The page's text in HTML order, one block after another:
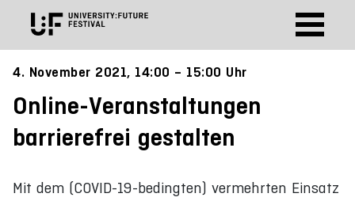
4. November 2021, 14:00 – 15:00 Uhr
Online-Veranstaltungen
barrierefrei gestalten
Mit dem (COVID-19-bedingten) vermehrten Einsatz